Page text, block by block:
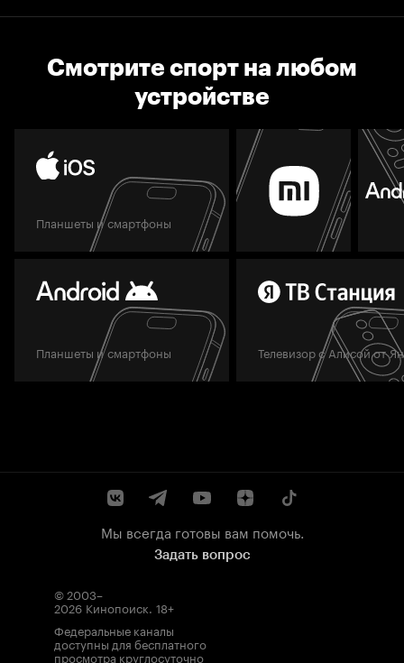
Смотрите спорт на любом
устройстве
Планшеты и смартфоны
Планшеты и смартфоны Телевизор с Алисой от
Мы всегда готовы вам помочь.
Задать вопрос
© 2003–
2026 Кинопоиск. 18+
Федеральные каналы
доступны для бесплатного
просмотра круглосуточно